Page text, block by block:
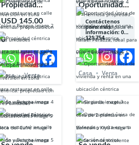
Propiedad
céntrica para
restaurar en
calle Colón y
Bengoa
USD 145.00
0
Casa Venta
Oportunidad
única de
vivienda y renta
en una
ubicación
céntrica
privilegiada
Contáctenos
para más
información: 098
121 754
Casa Venta